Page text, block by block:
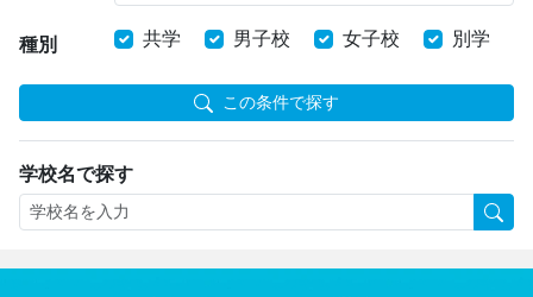
種別 共学 男子校 女子校 別学
この条件で探す
学校名で探す